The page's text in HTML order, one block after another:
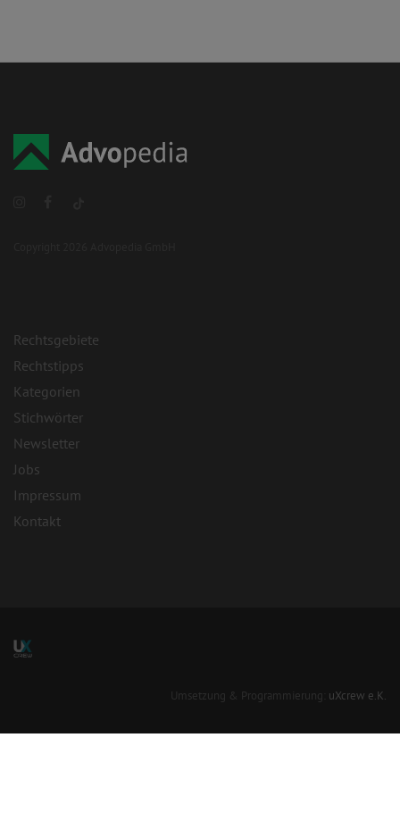
Rechtsgebiete
Rechtstipps
Kategorien
Stichwörter
Newsletter
Jobs
Impressum
Kontakt
Umsetzung & Programmierung: uXcrew e.K.